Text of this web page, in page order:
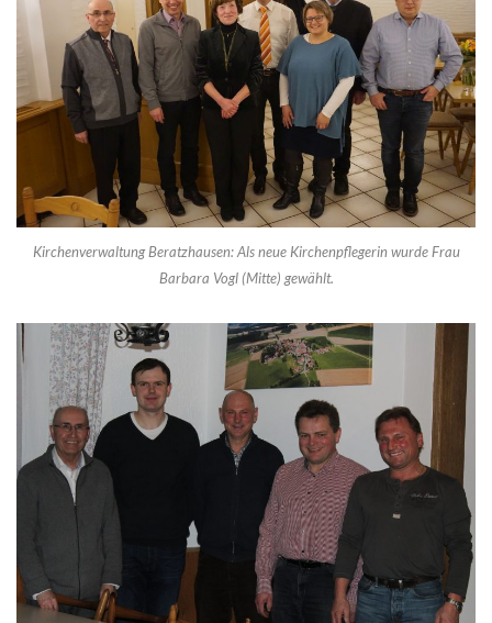
Kirchenverwaltung Beratzhausen: Als neue Kirchenpflegerin wurde Frau
Barbara Vogl (Mitte) gewählt.